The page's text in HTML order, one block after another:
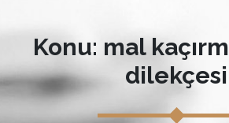
Konu: mal
dilekçesi